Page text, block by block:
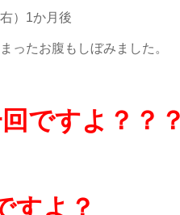
）1か月後
ったお腹もしぼみました。
ですよ？？
すよ？